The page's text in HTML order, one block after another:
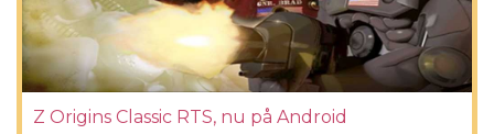
Z Origins Classic RTS, nu på Android